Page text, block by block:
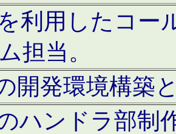
利用したコー
担当。
開発環境構築
ハンドラ部制